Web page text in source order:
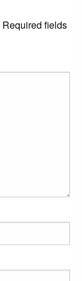
Required fields